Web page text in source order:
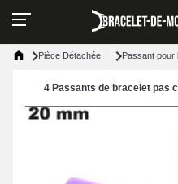
Pièce Détachée Passant pour
4 Passants de bracelet pas